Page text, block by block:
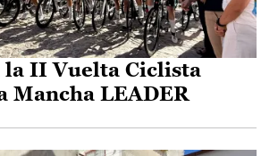
la II Vuelta Ciclista
Mancha LEADER